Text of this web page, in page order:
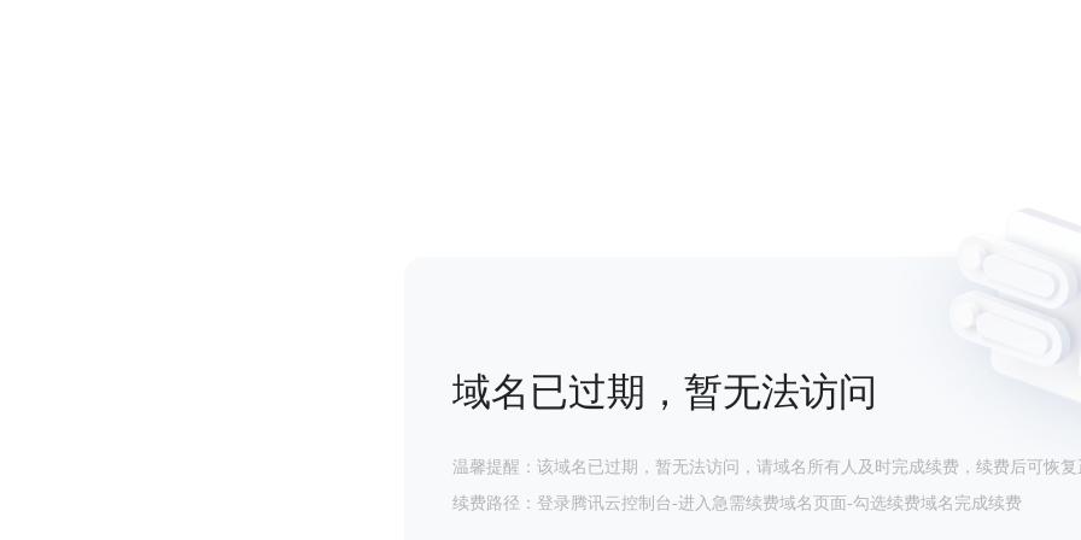
域名已过期，暂无法访问
温馨提醒：该域名已过期，暂无法访问，请域名所有人及时完成续费，续费后可恢复
续费路径：登录腾讯云控制台-进入急需续费域名页面-勾选续费域名完成续费